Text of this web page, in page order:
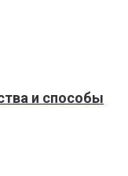
и способы